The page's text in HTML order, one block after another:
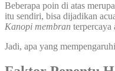
Beberapa poin di atas
itu sendiri, bisa dijadikan
Kanopi membran terpercaya
Jadi, apa yang